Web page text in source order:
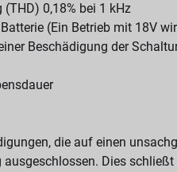
0,18% bei 1 kHz
(Ein Betrieb mit 18V
Beschädigung der
die auf einen
Dies